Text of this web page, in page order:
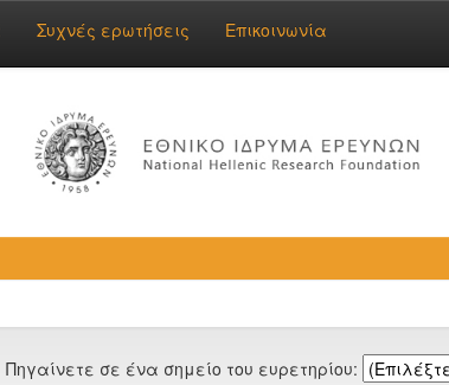
Συχνές ερωτήσεις Επικοινωνία
Πηγαίνετε σε ένα σημείο του ευρετηρίου: